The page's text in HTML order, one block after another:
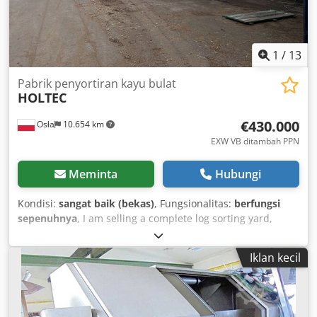
1 / 13
Osła 10.654 km
Pabrik penyortiran kayu bulat
HOLTEC
€430.000
EXW VB ditambah PPN
Meminta Hubungi
Kondisi: sangat baik (bekas), Fungsionalitas: berfungsi
sepenuhnya, I am selling a complete log sorting yard,
imported from Germany and available for pickup in Osła
near Bolesławiec. Manufacturer: Holtec + Falcone,
Germany Processed diameter range: 14 to 65 cm Dodpfx
Afsvcqi Aehekr Processed length range: 2.0 m to 15 m
Included in the price is a very large stock of spare parts for
the sorting plant, such as chains, gearboxes, motors,
Iklan kecil